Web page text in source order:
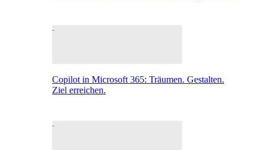
Copilot in Microsoft 365: Träumen. Gestalten.
Ziel erreichen.